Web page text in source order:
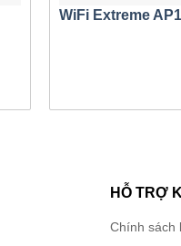
Hỗ trợ
bạn dễ
hoặc
duy nhất.
WiFi Extreme
HỖ TRỢ
Chính sách